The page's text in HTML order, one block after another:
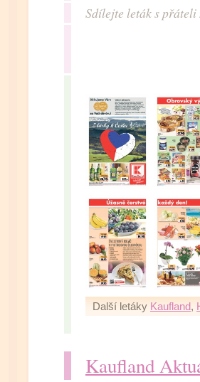
Sdílejte leták s přáteli
Další letáky Kaufland,
Kaufland